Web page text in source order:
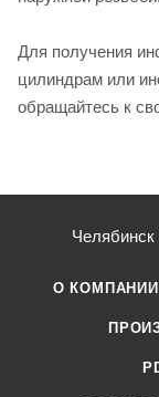
Для получения
цилиндрам или
обращайтесь к
Челябинск
О КОМПАНИИ